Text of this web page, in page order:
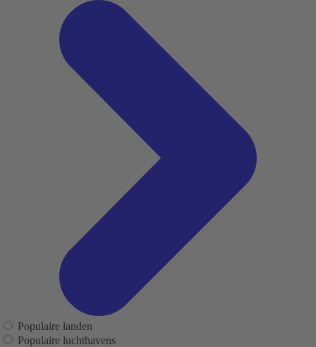
Populaire landen
Populaire luchthavens